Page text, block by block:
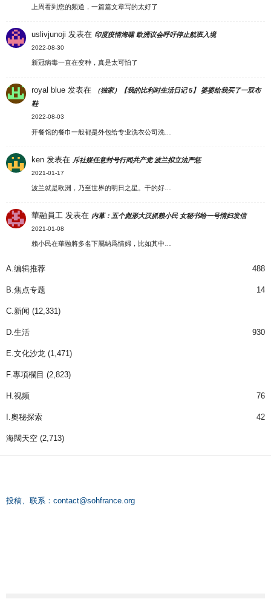
上周看到您的频道，一篇篇文章写的太好了
uslivjunoji 发表在 印度疫情海啸 欧洲议会呼吁停止航班入境
2022-08-30
新冠病毒一直在变种，真是太可怕了
royal blue 发表在
（独家）【我的比利时生活日记 5】 婆婆给我买了一双布
鞋
2022-08-03
开餐馆的餐巾一般都是外包给专业洗衣公司洗…
ken 发表在 斥社媒任意封号行同共产党 波兰拟立法严惩
2021-01-17
波兰就是欧洲，乃至世界的明日之星。干的好…
華融員工 发表在 内幕：五个彪形大汉抓赖小民 女秘书给一号情妇发信
2021-01-08
賴小民在華融將多名下屬納爲情婦，比如其中…
A.编辑推荐 488
B.焦点专题 14
C.新闻 (12,331)
D.生活 930
E.文化沙龙 (1,471)
F.專項欄目 (2,823)
H.视频 76
I.奧秘探索 42
海闊天空 (2,713)
投稿、联系： contact@sohfrance.org